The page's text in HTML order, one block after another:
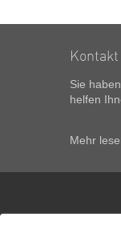
Kontakt
Sie
helfen
Mehr